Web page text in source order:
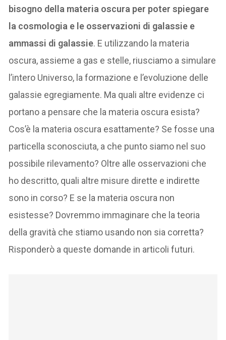
bisogno della materia oscura per poter spiegare
la cosmologia e le osservazioni di galassie e
ammassi di galassie. E utilizzando la materia
oscura, assieme a gas e stelle, riusciamo a simulare
l’intero Universo, la formazione e l’evoluzione delle
galassie egregiamente. Ma quali altre evidenze ci
portano a pensare che la materia oscura esista?
Cos’è la materia oscura esattamente? Se fosse una
particella sconosciuta, a che punto siamo nel suo
possibile rilevamento? Oltre alle osservazioni che
ho descritto, quali altre misure dirette e indirette
sono in corso? E se la materia oscura non
esistesse? Dovremmo immaginare che la teoria
della gravità che stiamo usando non sia corretta?
Risponderò a queste domande in articoli futuri.